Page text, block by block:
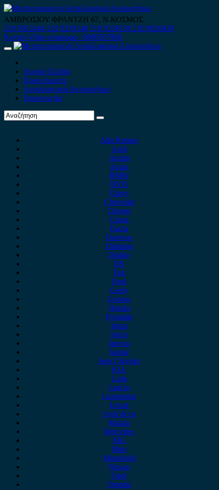
Skip
to
content
ΑΜΒΡΟΣΙΟΥ ΦΡΑΝΤΖΗ 67, Ν.ΚΟΣΜΟΣ
210 9012444 210 9239148 210 9238158 210 9026839
Κινητό-Viber-whatsapp : 6980507900
Primary
Αρχική Σελίδα
Ποιοί είμαστε
Ανταλλακτικά Αυτοκινήτων
Επικοινωνία
Alfa Romeo
Audi
Austin
Acura
BMW
BYD
Chery
Chevrolet
Citroen
Cupra
Dacia
Daewoo
Daihatsu
Dodge
DS
Fiat
Ford
Geely
Gonow
Honda
Hyundai
Isuzu
iveco
Jaecoo
Jaguar
Jeep Chrysler
KIA
Lada
Lancia
Leapmotor
Lexus
Lynk & co
Mazda
Mercedes
MG
Mini
Mitsubishi
Nissan
Opel
Omoda